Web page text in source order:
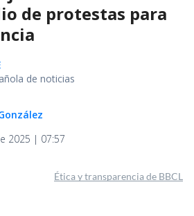
de protestas para
de noticias
2025 | 07:57
Ética y transparencia de BBCL